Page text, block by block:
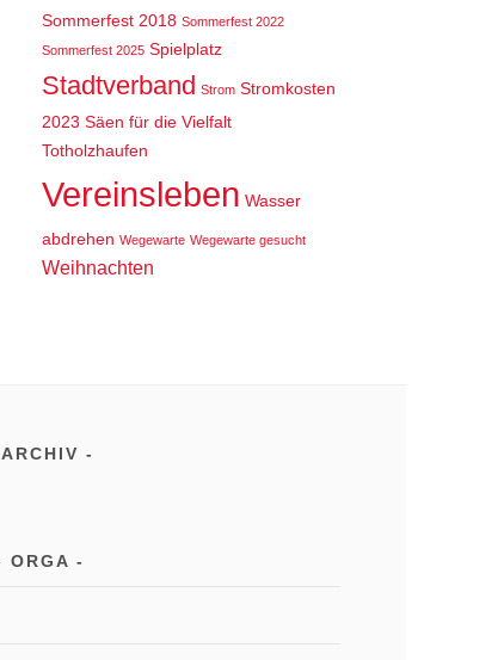
Sommerfest 2018 Sommerfest 2022
Sommerfest 2025 Spielplatz
Stadtverband Strom Stromkosten
2023 Säen für die Vielfalt
Totholzhaufen
Vereinsleben Wasser
abdrehen Wegewarte Wegewarte gesucht
Weihnachten
ARCHIV
ORGA